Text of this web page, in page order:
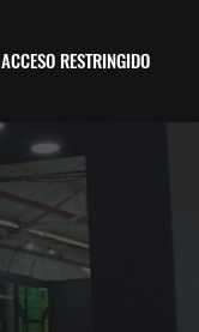
ACCESO RESTRINGIDO